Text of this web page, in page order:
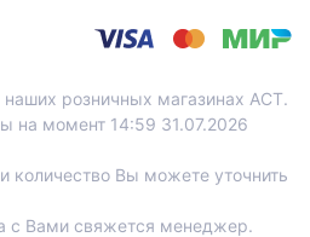
розничных магазинах АСТ.
на момент 14:59 31.07.2026
количество Вы можете уточнить
с Вами свяжется менеджер.